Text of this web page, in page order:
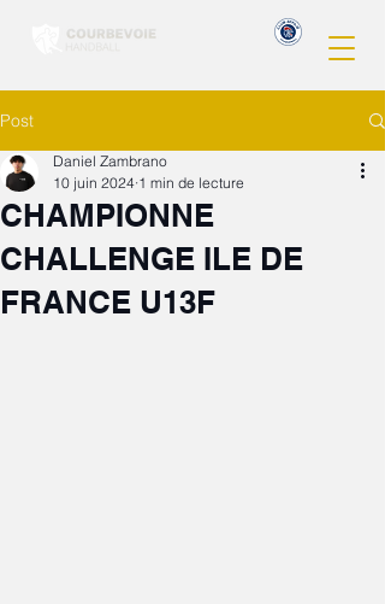
Post
CHAMPIONNE
CHALLENGE ILE DE
FRANCE U13F
Daniel Zambrano
10 juin 2024 1 min de lecture